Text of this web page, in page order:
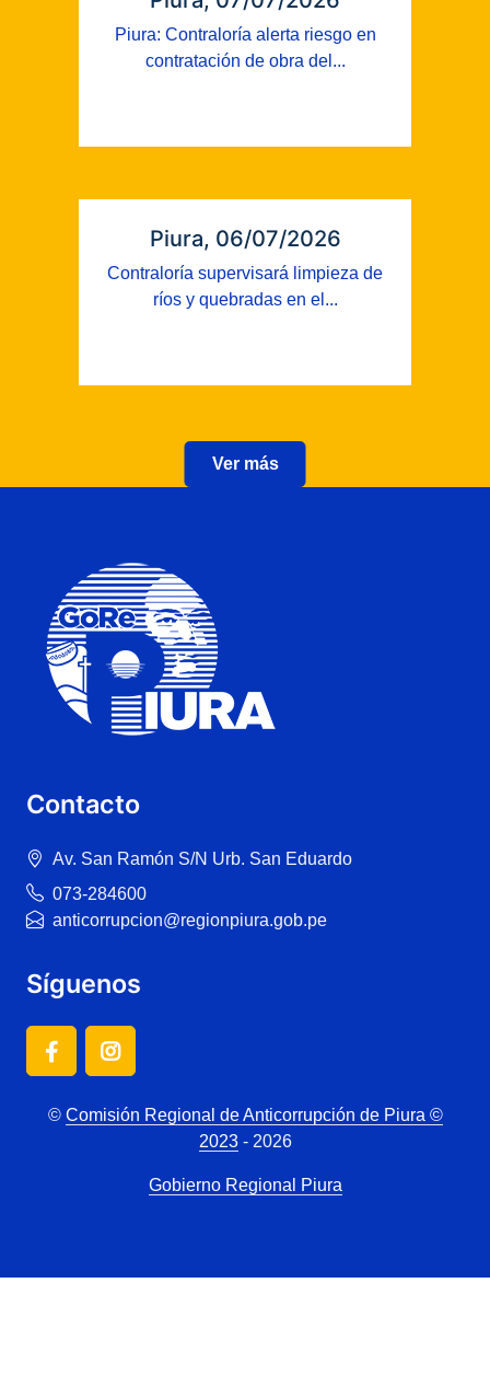
Piura: Contraloría alerta riesgo en
contratación de obra del...
Piura, 06/07/2026
Contraloría supervisará limpieza de
ríos y quebradas en el...
Ver más
Contacto
Av. San Ramón S/N Urb. San Eduardo
073-284600
anticorrupcion@regionpiura.gob.pe
Síguenos
© Comisión Regional de Anticorrupción de Piura ©
2023- 2026
Gobierno Regional Piura